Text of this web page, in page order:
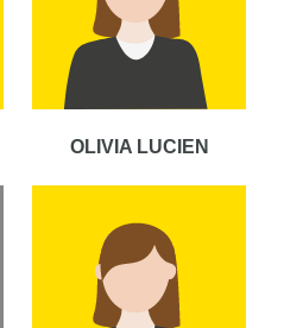
OLIVIA LUCIEN